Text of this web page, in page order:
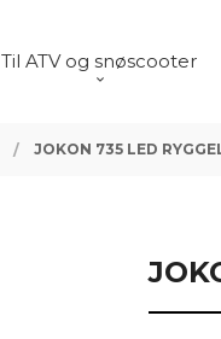
Til ATV og snøscooter
JOKON 735 LED